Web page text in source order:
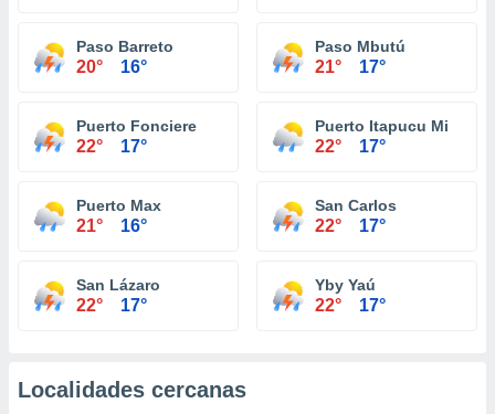
Paso Barreto
20° 16°
Paso Mbutú
21° 17°
Puerto Fonciere
22° 17°
Puerto Itapucu Mi
22° 17°
Puerto Max
21° 16°
San Carlos
22° 17°
San Lázaro
22° 17°
Yby Yaú
22° 17°
Localidades cercanas